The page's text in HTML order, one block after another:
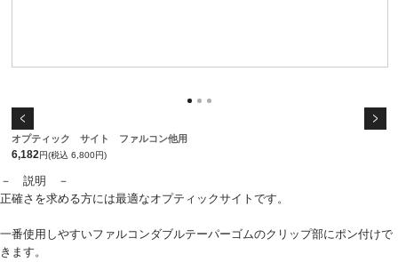
オプティック サイト ファルコン他用
6,182円(税込 6,800円)
－ 説明 －
正確さを求める方には最適なオプティックサイトです。
一番使用しやすいファルコンダブルテーパーゴムのクリップ部にポン付けで
きます。